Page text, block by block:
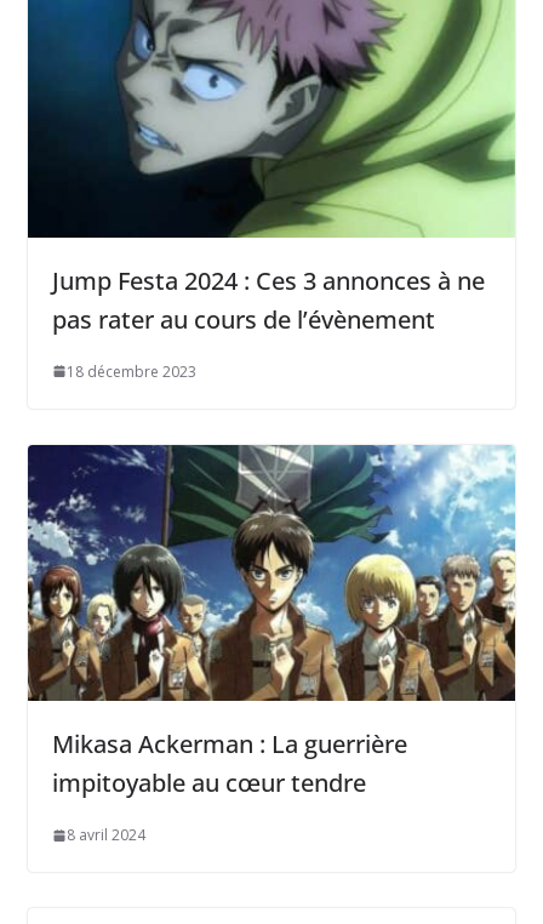
Jump Festa 2024 : Ces 3 annonces à ne
pas rater au cours de l’évènement
18 décembre 2023
Mikasa Ackerman : La guerrière
impitoyable au cœur tendre
8 avril 2024